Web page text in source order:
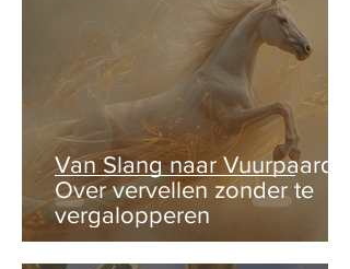
Van Slang naar Vuurpaard –
Over vervellen zonder te
vergalopperen